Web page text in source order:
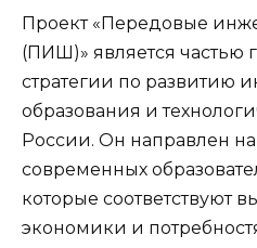
Проект «Передовые
(ПИШ)» является частью
стратегии по развитию
образования и
России. Он направлен
современных
которые соответствуют
экономики и